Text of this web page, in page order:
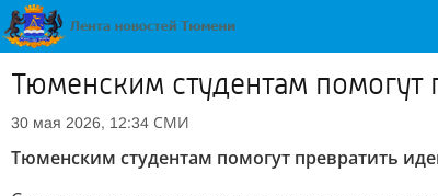
Тюменским студентам помогут
30 мая 2026, 12:34 СМИ
Тюменским студентам помогут превратить